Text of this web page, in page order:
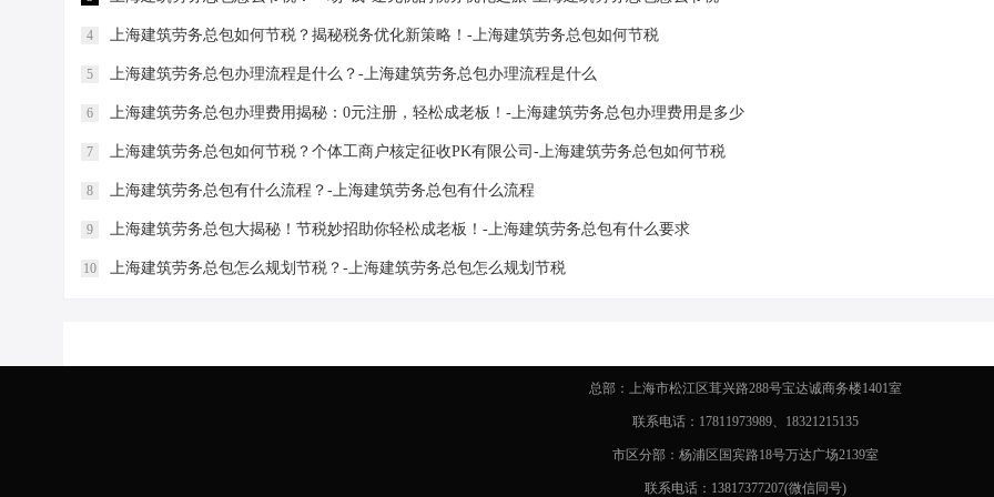
4 上海建筑劳务总包如何节税？揭秘税务优化新策略！-上海建筑劳务总包如何节税
5 上海建筑劳务总包办理流程是什么？-上海建筑劳务总包办理流程是什么
6 上海建筑劳务总包办理费用揭秘：0元注册，轻松成老板！-上海建筑劳务总包办理费用是多少
7 上海建筑劳务总包如何节税？个体工商户核定征收PK有限公司-上海建筑劳务总包如何节税
8 上海建筑劳务总包有什么流程？-上海建筑劳务总包有什么流程
9 上海建筑劳务总包大揭秘！节税妙招助你轻松成老板！-上海建筑劳务总包有什么要求
10 上海建筑劳务总包怎么规划节税？-上海建筑劳务总包怎么规划节税
总部：上海市松江区茸兴路288号宝达诚商务楼1401室
联系电话：17811973989、18321215135
市区分部：杨浦区国宾路18号万达广场2139室
联系电话：13817377207(微信同号)